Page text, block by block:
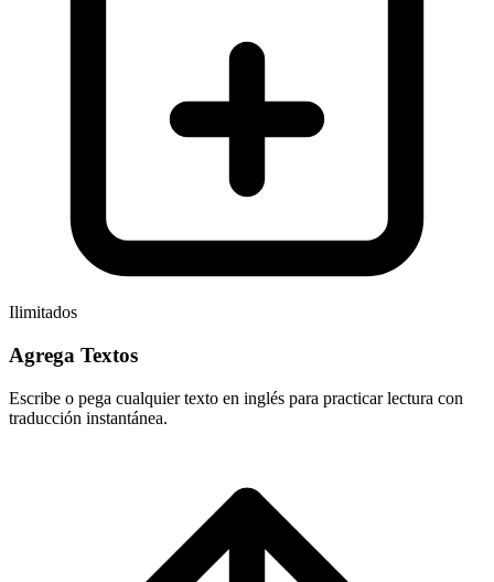
Ilimitados
Agrega Textos
Escribe o pega cualquier texto en inglés para practicar lectura con
traducción instantánea.